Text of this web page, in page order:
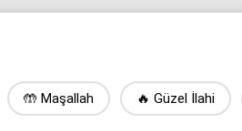
🤲 Maşallah 🔥 Güzel İlahi